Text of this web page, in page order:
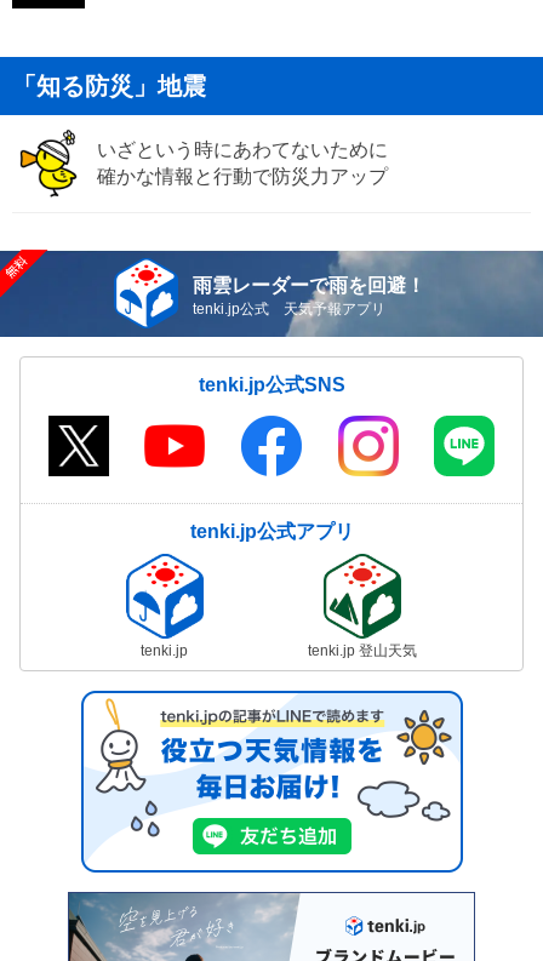
「知る防災」地震
いざという時にあわてないために
確かな情報と行動で防災力アップ
雨雲レーダーで雨を回避！
tenki.jp公式 天気予報アプリ
tenki.jp公式SNS
tenki.jp公式アプリ
tenki.jp tenki.jp 登山天気